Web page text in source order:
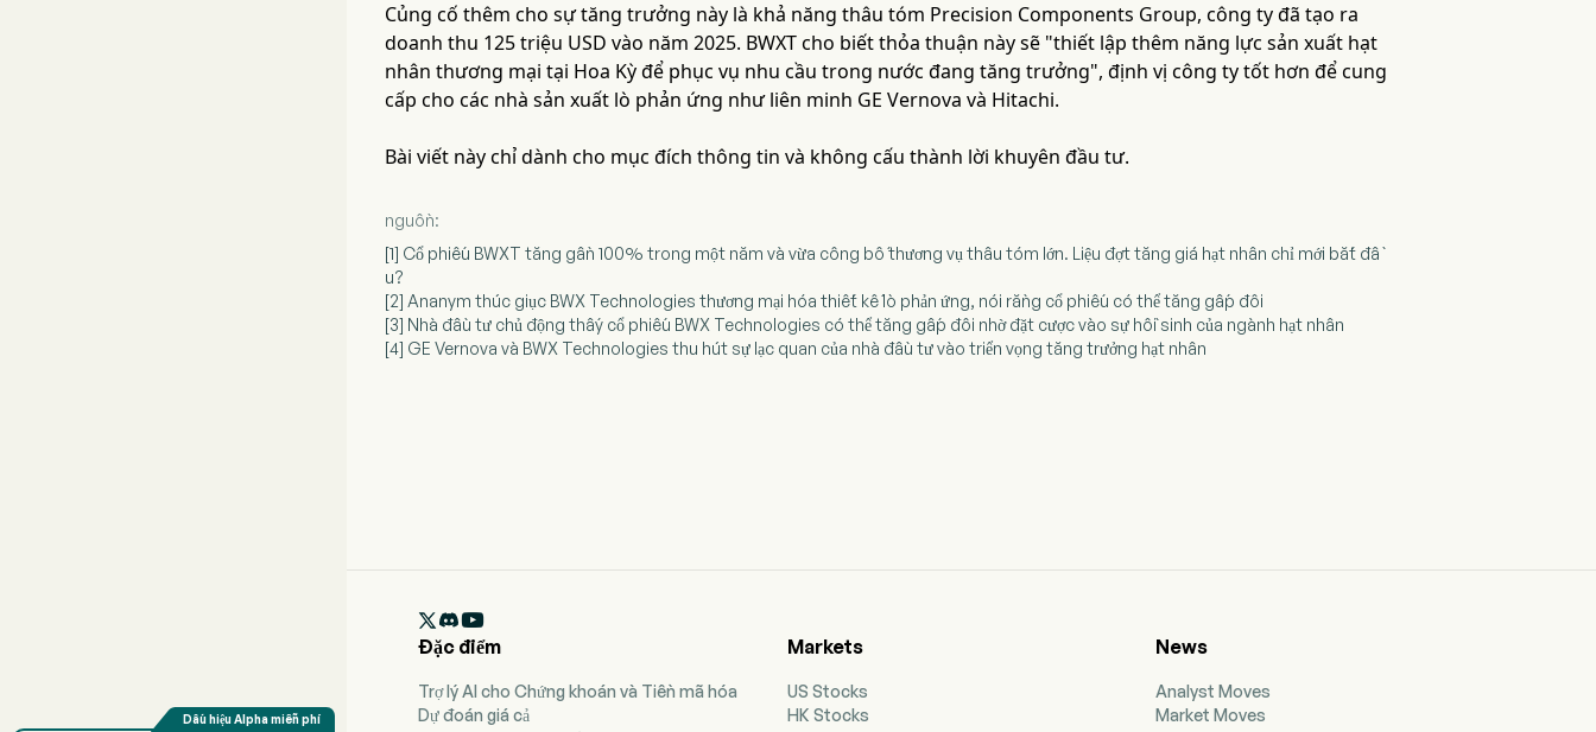
Củng cố thêm cho sự tăng trưởng này là khả năng thâu tóm Precision Components Group, công ty đã tạo ra
doanh thu 125 triệu USD vào năm 2025. BWXT cho biết thỏa thuận này sẽ "thiết lập thêm năng lực sản xuất hạt
nhân thương mại tại Hoa Kỳ để phục vụ nhu cầu trong nước đang tăng trưởng", định vị công ty tốt hơn để cung
cấp cho các nhà sản xuất lò phản ứng như liên minh GE Vernova và Hitachi.
Bài viết này chỉ dành cho mục đích thông tin và không cấu thành lời khuyên đầu tư.
nguồn:
[1] Cổ phiếu BWXT tăng gần 100% trong một năm và vừa công bố thương vụ thâu tóm lớn. Liệu đợt tăng giá hạt nhân chỉ mới bắt đầ
u?
[2] Ananym thúc giục BWX Technologies thương mại hóa thiết kế lò phản ứng, nói rằng cổ phiếu có thể tăng gấp đôi
[3] Nhà đầu tư chủ động thấy cổ phiếu BWX Technologies có thể tăng gấp đôi nhờ đặt cược vào sự hồi sinh của ngành hạt nhân
[4] GE Vernova và BWX Technologies thu hút sự lạc quan của nhà đầu tư vào triển vọng tăng trưởng hạt nhân

Đặc điểm
Trợ lý AI cho Chứng khoán và Tiền mã hóa
Dự đoán giá cả
Markets
US Stocks
HK Stocks
News
Analyst Moves
Market Moves